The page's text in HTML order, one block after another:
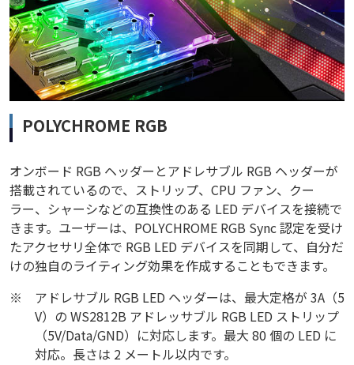
POLYCHROME RGB
オンボード RGB ヘッダーとアドレサブル RGB ヘッダーが
搭載されているので、ストリップ、CPU ファン、クー
ラー、シャーシなどの互換性のある LED デバイスを接続で
きます。ユーザーは、POLYCHROME RGB Sync 認定を受け
たアクセサリ全体で RGB LED デバイスを同期して、自分だ
けの独自のライティング効果を作成することもできます。
※
アドレサブル RGB LED ヘッダーは、最大定格が 3A（5
V）の WS2812B アドレッサブル RGB LED ストリップ
（5V/Data/GND）に対応します。最大 80 個の LED に
対応。長さは 2 メートル以内です。